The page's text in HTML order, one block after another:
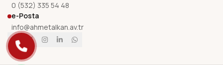
0 (532) 335 54 48
e-Posta
info@ahmetalkan.av.tr